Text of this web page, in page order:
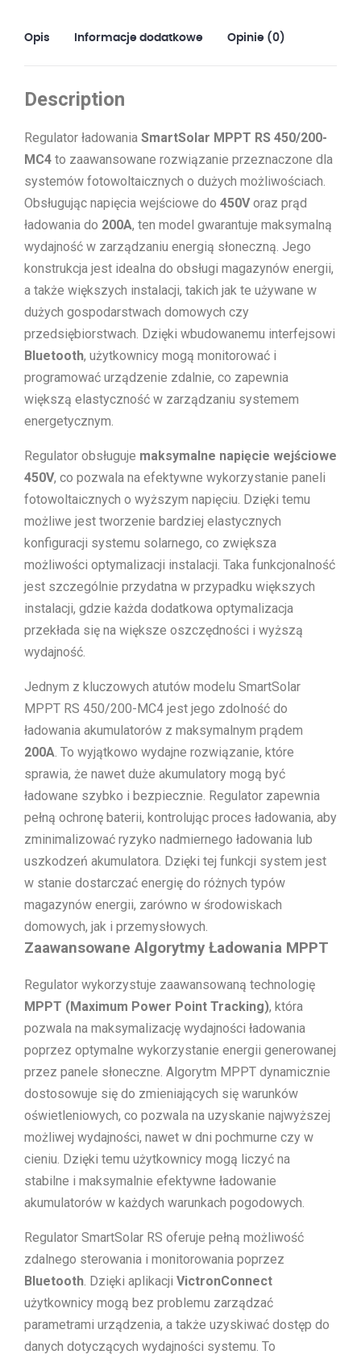
Opis Informacje dodatkowe Opinie (0)
Description
Regulator ładowania SmartSolar MPPT RS 450/200-
MC4 to zaawansowane rozwiązanie przeznaczone dla
systemów fotowoltaicznych o dużych możliwościach.
Obsługując napięcia wejściowe do 450Voraz prąd
ładowania do 200A, ten model gwarantuje maksymalną
wydajność w zarządzaniu energią słoneczną. Jego
konstrukcja jest idealna do obsługi magazynów energii,
a także większych instalacji, takich jak te używane w
dużych gospodarstwach domowych czy
przedsiębiorstwach. Dzięki wbudowanemu interfejsowi
Bluetooth, użytkownicy mogą monitorować i
programować urządzenie zdalnie, co zapewnia
większą elastyczność w zarządzaniu systemem
energetycznym.
Regulator obsługuje maksymalne napięcie wejściowe
450V, co pozwala na efektywne wykorzystanie paneli
fotowoltaicznych o wyższym napięciu. Dzięki temu
możliwe jest tworzenie bardziej elastycznych
konfiguracji systemu solarnego, co zwiększa
możliwości optymalizacji instalacji. Taka funkcjonalność
jest szczególnie przydatna w przypadku większych
instalacji, gdzie każda dodatkowa optymalizacja
przekłada się na większe oszczędności i wyższą
wydajność.
Jednym z kluczowych atutów modelu SmartSolar
MPPT RS 450/200-MC4 jest jego zdolność do
ładowania akumulatorów z maksymalnym prądem
200A . To wyjątkowo wydajne rozwiązanie, które
sprawia, że nawet duże akumulatory mogą być
ładowane szybko i bezpiecznie. Regulator zapewnia
pełną ochronę baterii, kontrolując proces ładowania, aby
zminimalizować ryzyko nadmiernego ładowania lub
uszkodzeń akumulatora. Dzięki tej funkcji system jest
w stanie dostarczać energię do różnych typów
magazynów energii, zarówno w środowiskach
domowych, jak i przemysłowych.
Zaawansowane Algorytmy Ładowania MPPT
Regulator wykorzystuje zaawansowaną technologię
MPPT (Maximum Power Point Tracking), która
pozwala na maksymalizację wydajności ładowania
poprzez optymalne wykorzystanie energii generowanej
przez panele słoneczne. Algorytm MPPT dynamicznie
dostosowuje się do zmieniających się warunków
oświetleniowych, co pozwala na uzyskanie najwyższej
możliwej wydajności, nawet w dni pochmurne czy w
cieniu. Dzięki temu użytkownicy mogą liczyć na
stabilne i maksymalnie efektywne ładowanie
akumulatorów w każdych warunkach pogodowych.
Regulator SmartSolar RS oferuje pełną możliwość
zdalnego sterowania i monitorowania poprzez
Bluetooth. Dzięki aplikacji VictronConnect
użytkownicy mogą bez problemu zarządzać
parametrami urządzenia, a także uzyskiwać dostęp do
danych dotyczących wydajności systemu. To